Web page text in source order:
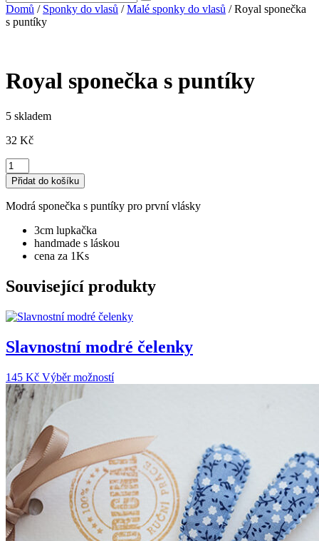
Domů / Sponky do vlasů /Malé sponky do vlasů / Royal sponečka
s puntíky
Royal sponečka s puntíky
5 skladem
32 Kč
Royal
sponečka
s
puntíky
množství
Přidat do košíku
Modrá sponečka s puntíky pro první vlásky
3cm lupkačka
handmade s láskou
cena za 1Ks
Související produkty
Slavnostní modré čelenky
145 Kč Výběr možnostíTento
Možnosti
lze
vybrat
na
stránce
produktu